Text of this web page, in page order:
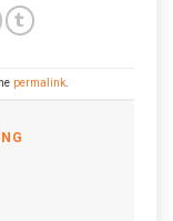
permalink